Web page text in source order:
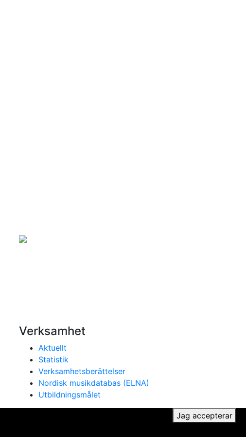
Verksamhet
Aktuellt
Statistik
Verksamhetsberättelser
Nordisk musikdatabas (ELNA)
Utbildningsmålet
Jag accepterar